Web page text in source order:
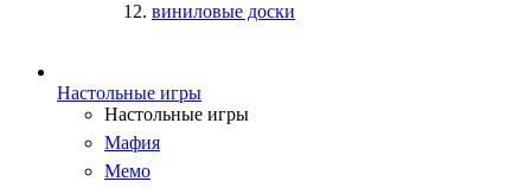
виниловые доски
Настольные игры
Настольные игры
Мафия
Мемо